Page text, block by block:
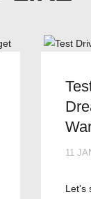
11
Let's